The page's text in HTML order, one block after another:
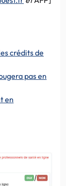
crédits de
pas en
en